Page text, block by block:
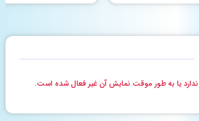
یا به طور موقت نمایش آن غیر فعال شده است.